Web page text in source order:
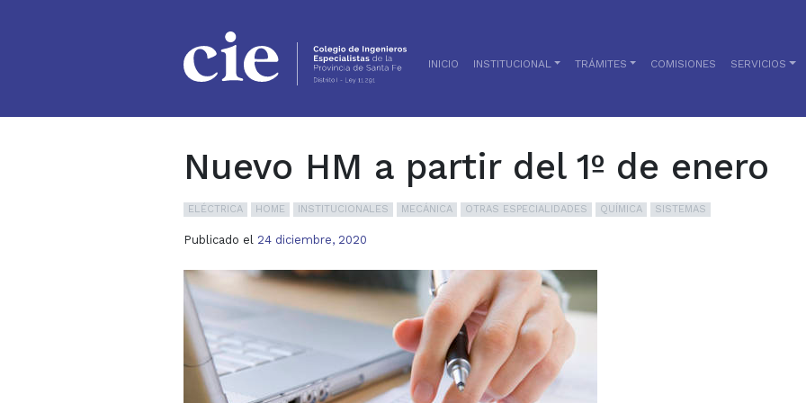
INICIO INSTITUCIONAL TRÁMITES COMISIONES SERVICIOS
Nuevo HM a partir del 1º de enero
ELÉCTRICA HOME INSTITUCIONALES MECÁNICA OTRAS ESPECIALIDADES QUÍMICA SISTEMAS
Publicado el 24 diciembre, 2020